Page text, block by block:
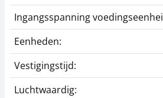
Ingangsspanning
Eenheden:
Vestigingstijd:
Luchtwaardig: